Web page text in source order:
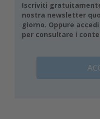
Iscriviti
nostra newsletter
giorno. Oppure
per consultare i